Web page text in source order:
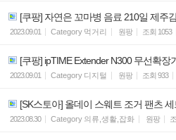
[쿠팡] 자연은 꼬마병 음료 210일 제주
2023.09.01 Category 먹거리 원팡 조회 1053
[쿠팡] ipTIME Extender N300 무선확장
2023.09.01 Category 디지털 원팡 조회 933
[SK스토아] 올데이 스웨트 조거 팬츠
2023.08.30 Category 의류,생활,잡화 원팡